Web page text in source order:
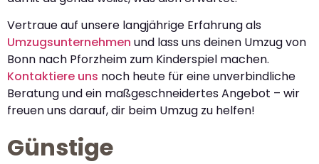
Vertraue auf unsere langjährige Erfahrung als
Umzugsunternehmen und lass uns deinen Umzug von
Bonn nach Pforzheim zum Kinderspiel machen.
Kontaktiere uns noch heute für eine unverbindliche
Beratung und ein maßgeschneidertes Angebot – wir
freuen uns darauf, dir beim Umzug zu helfen!
Günstige